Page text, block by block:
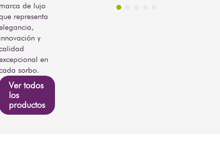
de lujo
representa
y
en
sorbo.
Ver todos
los
productos